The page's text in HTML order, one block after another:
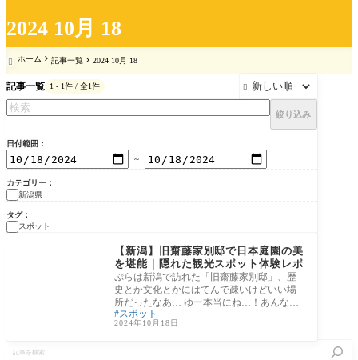
2024 10月 18
 ホーム 記事一覧 2024 10月 18
記事一覧 1 - 1件 / 全1件 
絞り込み
日付範囲
～
カテゴリー
新潟県
タグ
スポット
【新潟】旧齋藤家別邸で日本庭園の美
を堪能｜隠れた観光スポット体験レポ
ぷらは新潟で訪れた「旧齋藤家別邸」、歴
史とか文化とかにはてんで疎いけどいい場
所だったなあ… ゆー本当にね…！あんなに
じっ
スポット
2024年10月18日